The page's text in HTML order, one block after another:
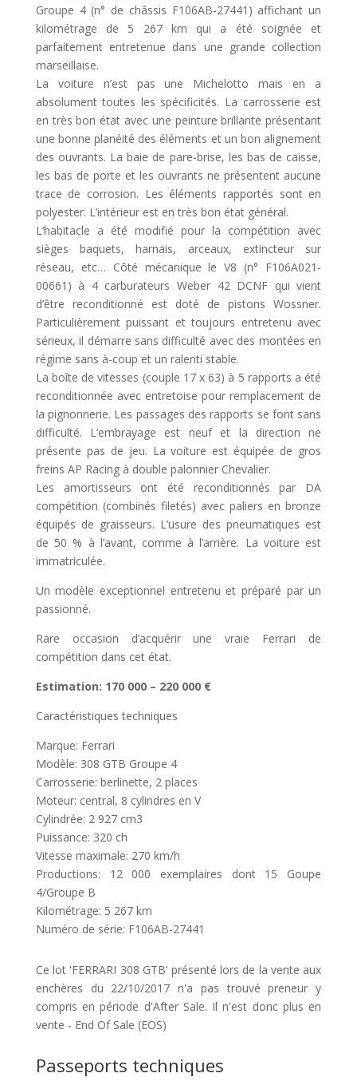
Groupe 4 (n° de châssis F106AB-27441) affichant un
kilométrage de 5 267 km qui a été soignée et
parfaitement entretenue dans une grande collection
marseillaise.
La voiture n’est pas une Michelotto mais en a
absolument toutes les spécificités. La carrosserie est
en très bon état avec une peinture brillante présentant
une bonne planéité des éléments et un bon alignement
des ouvrants. La baie de pare-brise, les bas de caisse,
les bas de porte et les ouvrants ne présentent aucune
trace de corrosion. Les éléments rapportés sont en
polyester. L’intérieur est en très bon état général.
L’habitacle a été modifié pour la compétition avec
sièges baquets, harnais, arceaux, extincteur sur
réseau, etc… Côté mécanique le V8 (n° F106A021-
00661) à 4 carburateurs Weber 42 DCNF qui vient
d’être reconditionné est doté de pistons Wossner.
Particulièrement puissant et toujours entretenu avec
sérieux, il démarre sans difficulté avec des montées en
régime sans à-coup et un ralenti stable.
La boîte de vitesses (couple 17 x 63) à 5 rapports a été
reconditionnée avec entretoise pour remplacement de
la pignonnerie. Les passages des rapports se font sans
difficulté. L’embrayage est neuf et la direction ne
présente pas de jeu. La voiture est équipée de gros
freins AP Racing à double palonnier Chevalier.
Les amortisseurs ont été reconditionnés par DA
compétition (combinés filetés) avec paliers en bronze
équipés de graisseurs. L’usure des pneumatiques est
de 50 % à l’avant, comme à l’arrière. La voiture est
immatriculée.
Un modèle exceptionnel entretenu et préparé par un
passionné.
Rare occasion d’acquérir une vraie Ferrari de
compétition dans cet état.
Estimation: 170 000 – 220 000 €
Caractéristiques techniques
Marque: Ferrari
Modèle: 308 GTB Groupe 4
Carrosserie: berlinette, 2 places
Moteur: central, 8 cylindres en V
Cylindrée: 2 927 cm3
Puissance: 320 ch
Vitesse maximale: 270 km/h
Productions: 12 000 exemplaires dont 15 Goupe
4/Groupe B
Kilométrage: 5 267 km
Numéro de série: F106AB-27441
Ce lot 'FERRARI 308 GTB' présenté lors de la vente aux
enchères du 22/10/2017 n'a pas trouvé preneur y
compris en période d'After Sale. Il n'est donc plus en
vente - End Of Sale (EOS)
Passeports techniques